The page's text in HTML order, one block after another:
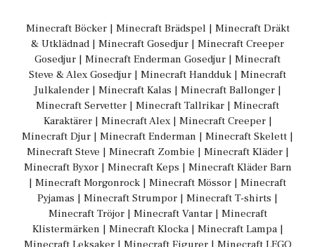
Minecraft Böcker| Minecraft Brädspel | Minecraft Dräkt
& Utklädnad | Minecraft Gosedjur | Minecraft Creeper
Gosedjur | Minecraft Enderman Gosedjur | Minecraft
Steve & Alex Gosedjur | Minecraft Handduk | Minecraft
Julkalender | Minecraft Kalas | Minecraft Ballonger |
Minecraft Servetter | Minecraft Tallrikar | Minecraft
Karaktärer| Minecraft Alex| Minecraft Creeper|
Minecraft Djur | Minecraft Enderman | Minecraft Skelett |
Minecraft Steve | Minecraft Zombie | Minecraft Kläder|
Minecraft Byxor| Minecraft Keps | Minecraft Kläder Barn
| Minecraft Morgonrock | Minecraft Mössor | Minecraft
Pyjamas | Minecraft Strumpor | Minecraft T-shirts |
Minecraft Tröjor| Minecraft Vantar| Minecraft
Klistermärken | Minecraft Klocka| Minecraft Lampa|